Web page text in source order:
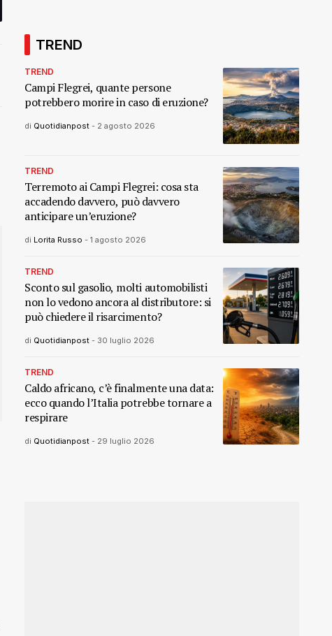
TREND
TREND
Campi Flegrei, quante persone
potrebbero morire in caso di eruzione?
di Quotidianpost - 2 agosto 2026
TREND
Terremoto ai Campi Flegrei: cosa sta
accadendo davvero, può davvero
anticipare un’eruzione?
di Lorita Russo - 1 agosto 2026
TREND
Sconto sul gasolio, molti automobilisti
non lo vedono ancora al distributore: si
può chiedere il risarcimento?
di Quotidianpost - 30 luglio 2026
TREND
Caldo africano, c’è finalmente una data:
ecco quando l’Italia potrebbe tornare a
respirare
di Quotidianpost - 29 luglio 2026